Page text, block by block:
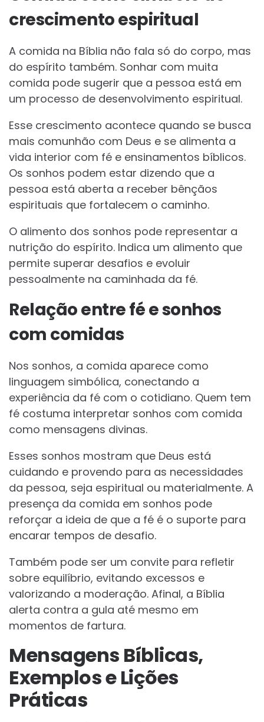
crescimento espiritual
A comida na Bíblia não fala só do corpo, mas
do espírito também. Sonhar com muita
comida pode sugerir que a pessoa está em
um processo de desenvolvimento espiritual.
Esse crescimento acontece quando se busca
mais comunhão com Deus e se alimenta a
vida interior com fé e ensinamentos bíblicos.
Os sonhos podem estar dizendo que a
pessoa está aberta a receber bênçãos
espirituais que fortalecem o caminho.
O alimento dos sonhos pode representar a
nutrição do espírito. Indica um alimento que
permite superar desafios e evoluir
pessoalmente na caminhada da fé.
Relação entre fé e sonhos
com comidas
Nos sonhos, a comida aparece como
linguagem simbólica, conectando a
experiência da fé com o cotidiano. Quem tem
fé costuma interpretar sonhos com comida
como mensagens divinas.
Esses sonhos mostram que Deus está
cuidando e provendo para as necessidades
da pessoa, seja espiritual ou materialmente. A
presença da comida em sonhos pode
reforçar a ideia de que a fé é o suporte para
encarar tempos de desafio.
Também pode ser um convite para refletir
sobre equilíbrio, evitando excessos e
valorizando a moderação. Afinal, a Bíblia
alerta contra a gula até mesmo em
momentos de fartura.
Mensagens Bíblicas,
Exemplos e Lições
Práticas